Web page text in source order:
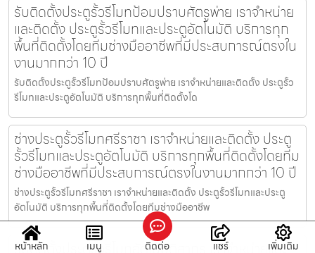
รับติดตั้งประตูรั้วรีโมทป้อมปราบศัตรูพ่าย เราจำหน่าย
และติดตั้ง ประตูรั้วรีโมทและประตูอัตโนมัติ บริการทุก
พื้นที่ติดตั้งโดยทีมช่างมืออาชีพที่มีประสบการณ์ตรงใน
งานมากกว่า 10 ปี
รับติดตั้งประตูรั้วรีโมทป้อมปราบศัตรูพ่าย เราจำหน่ายและติดตั้ง ประตูรั้ว
รีโมทและประตูอัตโนมัติ บริการทุกพื้นที่ติดตั้งโด
ช่างประตูรั้วรีโมทศรีราชา เราจำหน่ายและติดตั้ง ประตู
รั้วรีโมทและประตูอัตโนมัติ บริการทุกพื้นที่ติดตั้งโดยทีม
ช่างมืออาชีพที่มีประสบการณ์ตรงในงานมากกว่า 10 ปี
ช่างประตูรั้วรีโมทศรีราชา เราจำหน่ายและติดตั้ง ประตูรั้วรีโมทและประตู
อัตโนมัติ บริการทุกพื้นที่ติดตั้งโดยทีมช่างมืออาชีพ
หน้าหลัก เมนู ติดต่อ แชร์ เพิ่มเติม